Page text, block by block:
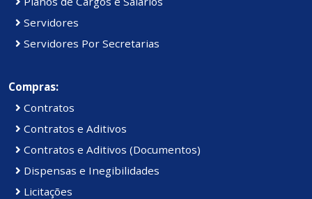
Servidores
Servidores Por Secretarias
Compras:
Contratos
Contratos e Aditivos
Contratos e Aditivos (Documentos)
Dispensas e Inegibilidades
Licitações